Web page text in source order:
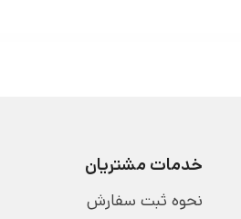
خدمات مشتریان
نحوه ثبت سفارش